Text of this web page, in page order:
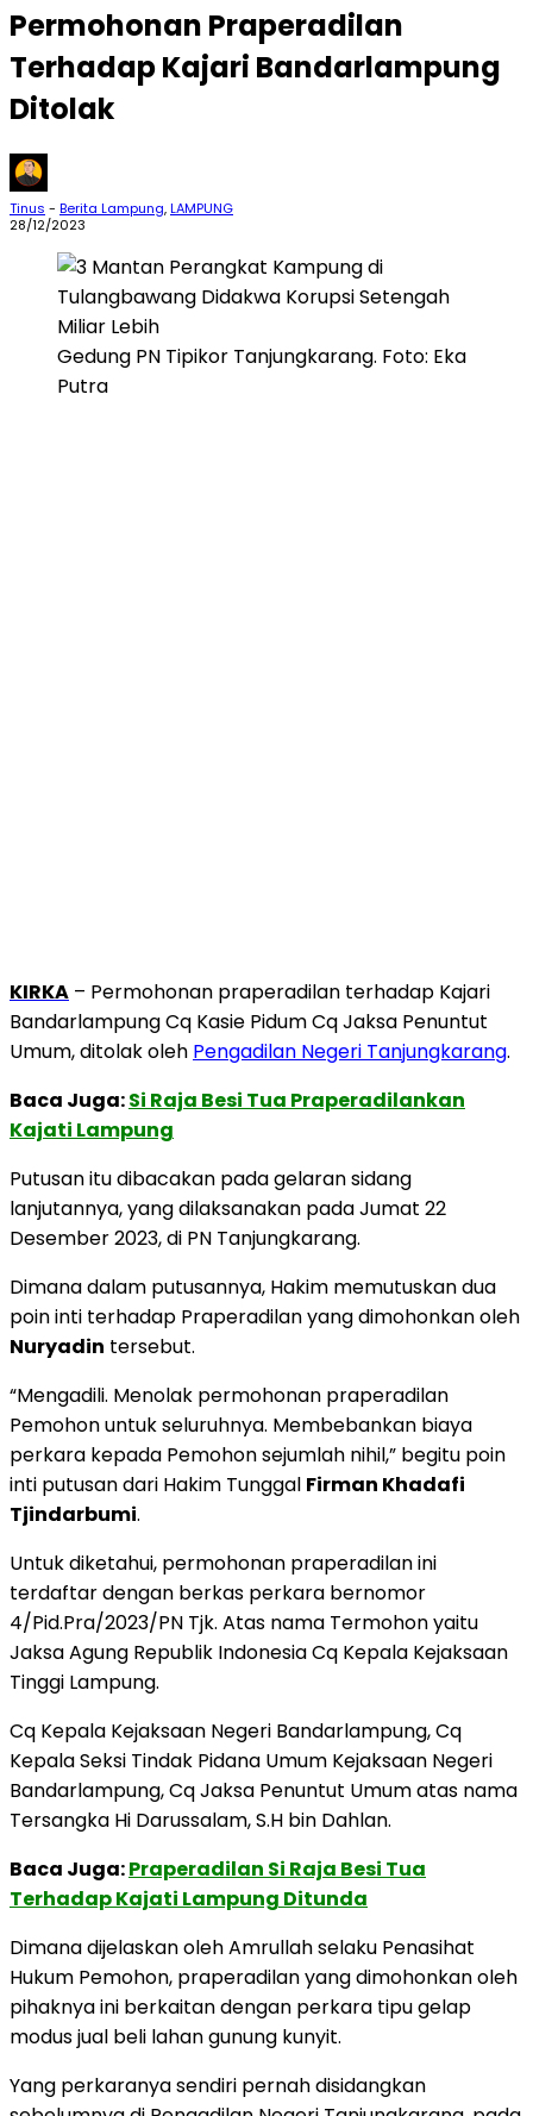
Permohonan Praperadilan
Terhadap Kajari Bandarlampung
Ditolak
Tinus - Berita Lampung,LAMPUNG
28/12/2023
Gedung PN Tipikor Tanjungkarang. Foto: Eka
Putra
KIRKA – Permohonan praperadilan terhadap Kajari
Bandarlampung Cq Kasie Pidum Cq Jaksa Penuntut
Umum, ditolak oleh Pengadilan Negeri Tanjungkarang.
Baca Juga:Si Raja Besi Tua Praperadilankan
Kajati Lampung
Putusan itu dibacakan pada gelaran sidang
lanjutannya, yang dilaksanakan pada Jumat 22
Desember 2023, di PN Tanjungkarang.
Dimana dalam putusannya, Hakim memutuskan dua
poin inti terhadap Praperadilan yang dimohonkan oleh
Nuryadin tersebut.
“Mengadili. Menolak permohonan praperadilan
Pemohon untuk seluruhnya. Membebankan biaya
perkara kepada Pemohon sejumlah nihil,” begitu poin
inti putusan dari Hakim Tunggal Firman Khadafi
Tjindarbumi.
Untuk diketahui, permohonan praperadilan ini
terdaftar dengan berkas perkara bernomor
4/Pid.Pra/2023/PN Tjk. Atas nama Termohon yaitu
Jaksa Agung Republik Indonesia Cq Kepala Kejaksaan
Tinggi Lampung.
Cq Kepala Kejaksaan Negeri Bandarlampung, Cq
Kepala Seksi Tindak Pidana Umum Kejaksaan Negeri
Bandarlampung, Cq Jaksa Penuntut Umum atas nama
Tersangka Hi Darussalam, S.H bin Dahlan.
Baca Juga:Praperadilan Si Raja Besi Tua
Terhadap Kajati Lampung Ditunda
Dimana dijelaskan oleh Amrullah selaku Penasihat
Hukum Pemohon, praperadilan yang dimohonkan oleh
pihaknya ini berkaitan dengan perkara tipu gelap
modus jual beli lahan gunung kunyit.
Yang perkaranya sendiri pernah disidangkan